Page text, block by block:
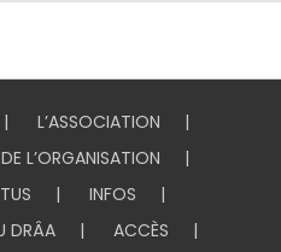
L’ASSOCIATION
L’ORGANISATION
INFOS
DRÂA
ACCÈS